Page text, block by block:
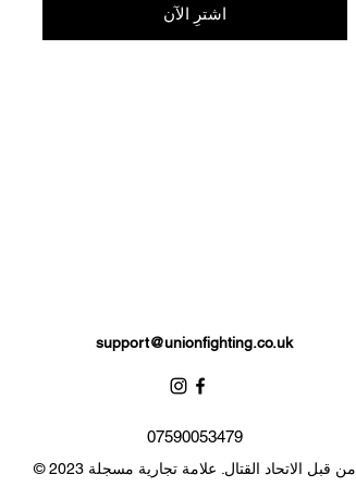
اشترِ الآن
support@unionfighting.co.uk
07590053479
© 2023 من قبل الاتحاد القتال. علامة تجارية مسجلة